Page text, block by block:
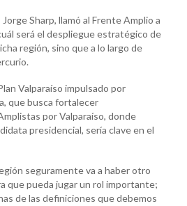
Sharp, llamó al Frente Amplio a
será el despliegue estratégico de
región, sino que a lo largo de
Valparaíso impulsado por
que busca fortalecer
por Valparaíso, donde
presidencial, sería clave en el
seguramente va a haber otro
que pueda jugar un rol importante;
de las definiciones que debemos